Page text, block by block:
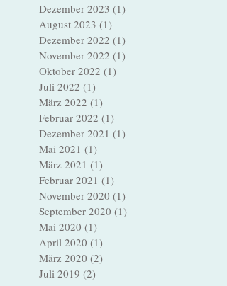
April 2024 (1)1 Beitrag
Januar 2024 (1)1 Beitrag
Dezember 2023 (1)
August 2023 (1) 1 Beitrag
Dezember 2022 (1)
November 2022
Oktober 2022
Juli 2022 (1)1 Beitrag
März 2022 (1)1 Beitrag
Februar 2022
Dezember 2021
Mai 2021 (1) 1 Beitrag
März 2021 (1)1 Beitrag
Februar 2021 (1) 1 Beitrag
November 2020
September 2020
Mai 2020 (1)1 Beitrag
April 2020 (1)